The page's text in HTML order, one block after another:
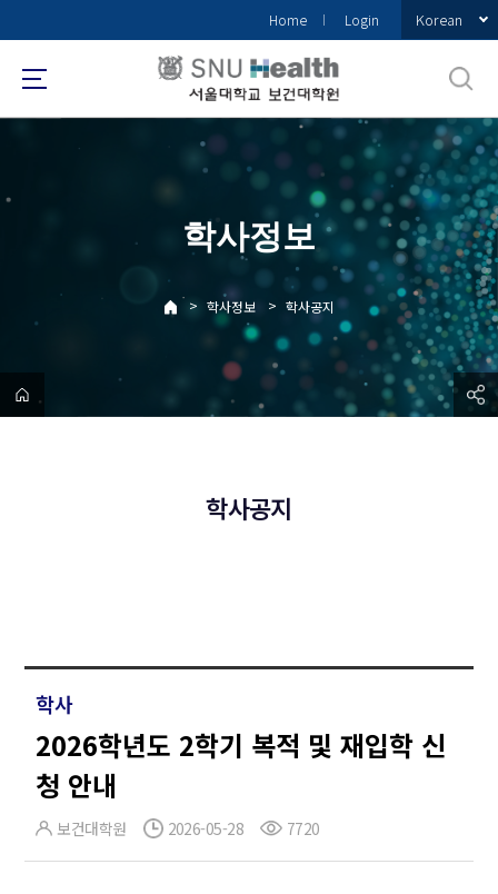
로
메
Home Login Korean
학사정보
> 학사정보 > 학사공지
학사공지
학사
2026학년도 2학기 복적 및 재입학 신
청 안내
보건대학원 2026-05-28 7720